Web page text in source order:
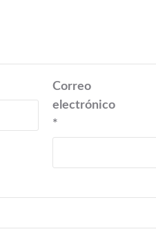
Correo
electrónico
*